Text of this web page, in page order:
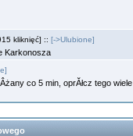
kliknięć] :: [->Ulubione]
Karkonosza
co 5 min, oprĂłcz tego wiele